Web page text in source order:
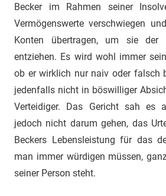
Becker im Rahmen seiner
Vermögenswerte verschwiegen
Konten übertragen, um sie der
entziehen. Es wird wohl immer
ob er wirklich nur naiv oder falsch
jedenfalls nicht in böswilliger
Verteidiger. Das Gericht sah es
jedoch nicht darum gehen, das
Beckers Lebensleistung für das
man immer würdigen müssen,
seiner Person steht.